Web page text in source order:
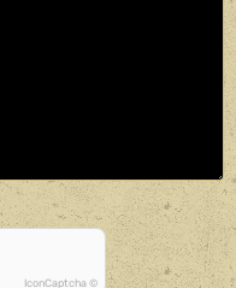
IconCaptcha ©